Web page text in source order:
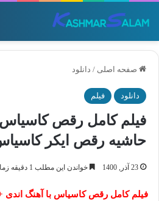
صفحه اصلی / دانلود
دانلود فیلم
فیلم کامل رقص کاسیاس
حاشیه رقص ایکر
23 آذر, 1400 خواندن این مطلب 1 دقیقه زمان میبرد
فیلم کامل رقص کاسیاس با آهنگ